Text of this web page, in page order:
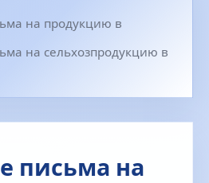
на продукцию в
на сельхозпродукцию в
письма на